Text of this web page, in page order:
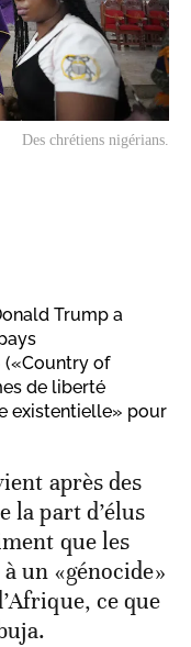
Des chrétiens nigérians.
Trump a
of
de liberté
existentielle» pour
après des
la part d’élus
que les
un «génocide»
ce que